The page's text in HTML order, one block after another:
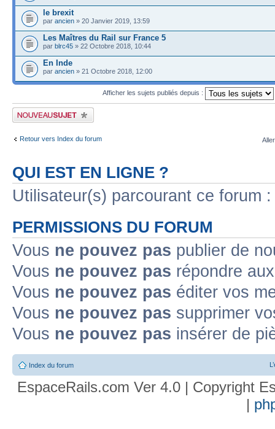
le brexit
par ancien » 20 Janvier 2019, 13:59
Les Maîtres du Rail sur France 5
par blrc45 » 22 Octobre 2018, 10:44
En Inde
par ancien » 21 Octobre 2018, 12:00
Afficher les sujets publiés depuis :
Publier un nouveau sujet
Retour vers Index du forum
QUI EST EN LIGNE ?
Utilisateur(s) parcourant ce forum
PERMISSIONS DU FORUM
Vous ne pouvez pas publier de
Vous ne pouvez pas répondre
Vous ne pouvez pas éditer vos
Vous ne pouvez pas supprimer
Vous ne pouvez pas insérer de
Index du forum
EspaceRails.com Ver 4.0 | Copyright
|